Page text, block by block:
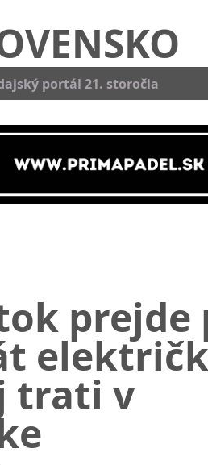
portál 21. storočia
prejde
trati v